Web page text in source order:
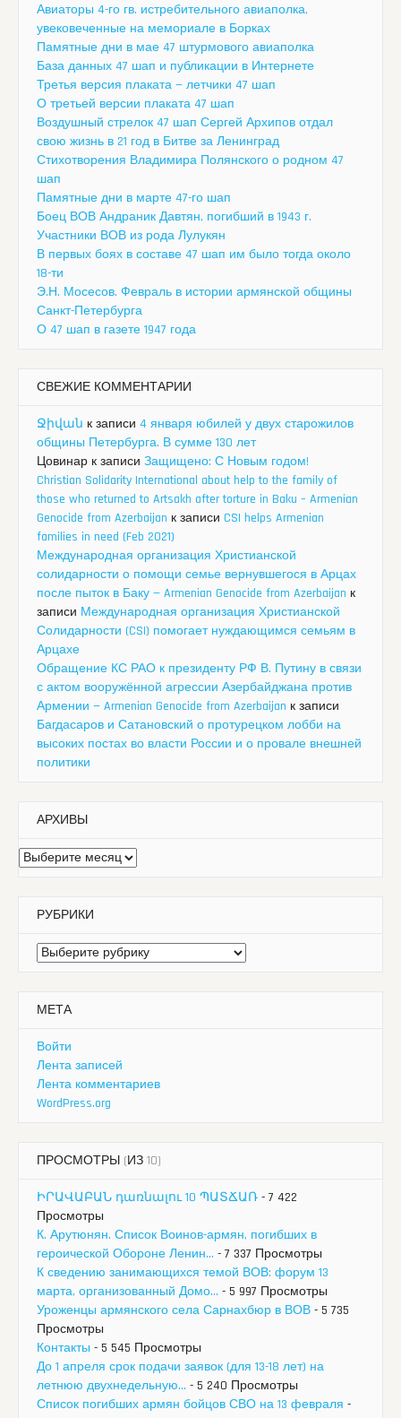
Авиаторы 4-го гв. истребительного авиаполка,
увековеченные на мемориале в Борках
Памятные дни в мае 47 штурмового авиаполка
База данных 47 шап и публикации в Интернете
Третья версия плаката — летчики 47 шап
О третьей версии плаката 47 шап
Воздушный стрелок 47 шап Сергей Архипов отдал
свою жизнь в 21 год в Битве за Ленинград
Стихотворения Владимира Полянского о родном 47
шап
Памятные дни в марте 47-го шап
Боец ВОВ Андраник Давтян, погибший в 1943 г.
Участники ВОВ из рода Лулукян
В первых боях в составе 47 шап им было тогда около
18-ти
Э.Н. Мосесов. Февраль в истории армянской общины
Санкт-Петербурга
О 47 шап в газете 1947 года
СВЕЖИЕ КОММЕНТАРИИ
Ջիվան к записи 4 января юбилей у двух старожилов
общины Петербурга. В сумме 130 лет
Цовинар к записи Защищено: С Новым годом!
Christian Solidarity International about help to the family of
those who returned to Artsakh after torture in Baku – Armenian
Genocide from Azerbaijan к записи CSI helps Armenian
families in need (Feb 2021)
Международная организация Христианской
солидарности о помощи семье вернувшегося в Арцах
после пыток в Баку — Armenian Genocide from Azerbaijan к
записи Международная организация Христианской
Солидарности (CSI) помогает нуждающимся семьям в
Арцахе
Обращение КС РАО к президенту РФ В. Путину в связи
с актом вооружённой агрессии Азербайджана против
Армении — Armenian Genocide from Azerbaijan к записи
Багдасаров и Сатановский о протурецком лобби на
высоких постах во власти России и о провале внешней
политики
АРХИВЫ
Архивы
РУБРИКИ
Рубрики
МЕТА
Войти
Лента записей
Лента комментариев
WordPress.org
ПРОСМОТРЫ (ИЗ 10)
ԻՐԱՎԱԲԱՆ դառնալու 10 ՊԱՏՃԱՌ - 7 422
Просмотры
К. Арутюнян. Список Воинов-армян, погибших в
героической Обороне Ленин... - 7 337 Просмотры
К сведению занимающихся темой ВОВ: форум 13
марта, организованный Домо... - 5 997 Просмотры
Уроженцы армянского села Сарнахбюр в ВОВ - 5 735
Просмотры
Контакты - 5 545 Просмотры
До 1 апреля срок подачи заявок (для 13-18 лет) на
летнюю двухнедельную... - 5 240 Просмотры
Список погибших армян бойцов СВО на 13 февраля -